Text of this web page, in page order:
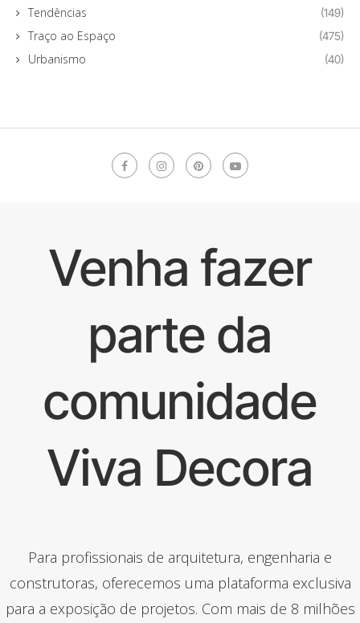
Tendências (149)
Traço ao Espaço (475)
Urbanismo (40)
Venha fazer
parte da
comunidade
Viva Decora
Para profissionais de arquitetura, engenharia e
construtoras, oferecemos uma plataforma exclusiva
para a exposição de projetos. Com mais de 8 milhões